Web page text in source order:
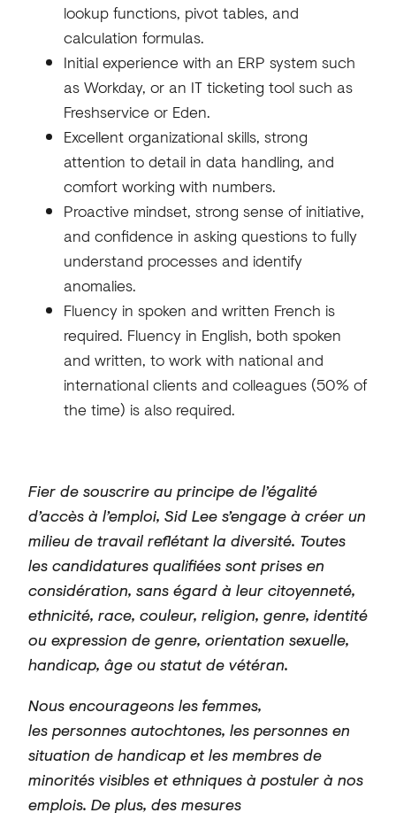
lookup functions, pivot tables, and
calculation formulas.
Initial experience with an ERP system such
as Workday, or an IT ticketing tool such as
Freshservice or Eden.
Excellent organizational skills, strong
attention to detail in data handling, and
comfort working with numbers.
Proactive mindset, strong sense of initiative,
and confidence in asking questions to fully
understand processes and identify
anomalies.
Fluency in spoken and written French is
required. Fluency in English, both spoken
and written, to work with national and
international clients and colleagues (50% of
the time) is also required.
Fier de souscrire au principe de l’égalité
d’accès à l’emploi, Sid Lee s’engage à créer un
milieu de travail reflétant la diversité. Toutes
les candidatures qualifiéessontprisesen
considération, sans égard à leur citoyenneté,
ethnicité, race, couleur, religion, genre, identité
ou expression de genre, orientation sexuelle,
handicap, âge ou statut de vétéran.
Nous encourageons les femmes,
lespersonnesautochtones, lespersonnes en
situation de handicapet les membres de
minorités visibles et ethniques à postuler à nos
emplois. De plus, des mesures